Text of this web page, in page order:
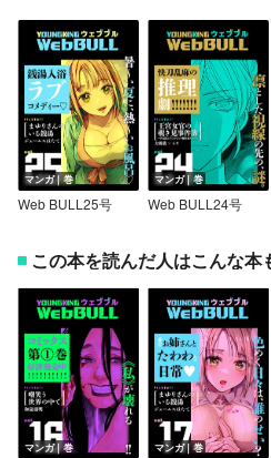
マンガ｜巻
Web BULL25号
マンガ｜巻
Web BULL24号
この本を読んだ人はこんな本
マンガ｜巻 マンガ｜巻